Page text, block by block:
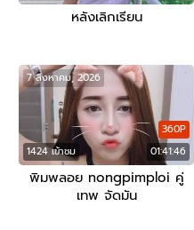
หลังเลิกเรียน
1424 เข้าชม 01:41:46
360P
7 สิงหาคม, 2026
พิมพลอย nongpimploi คู่
เทพ จัดมัน